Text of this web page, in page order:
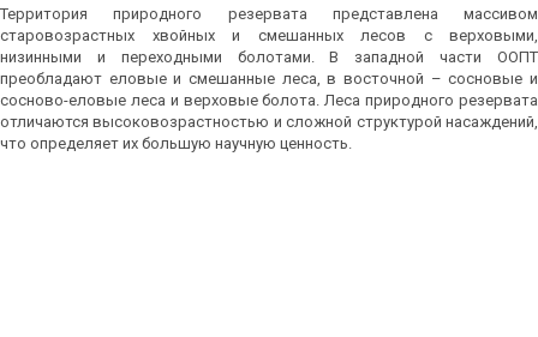
Территория природного резервата представлена массивом
старовозрастных хвойных и смешанных лесов с верховыми,
низинными и переходными болотами. В западной части ООПТ
преобладают еловые и смешанные леса, в восточной – сосновые и
сосново-еловые леса и верховые болота. Леса природного резервата
отличаются высоковозрастностью и сложной структурой насаждений,
что определяет их большую научную ценность.